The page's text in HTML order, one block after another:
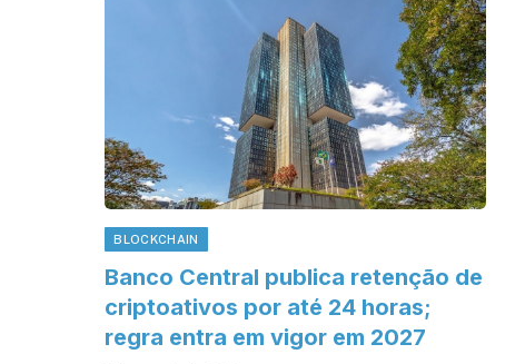
BLOCKCHAIN
Banco Central publica retenção de
criptoativos por até 24 horas;
regra entra em vigor em 2027